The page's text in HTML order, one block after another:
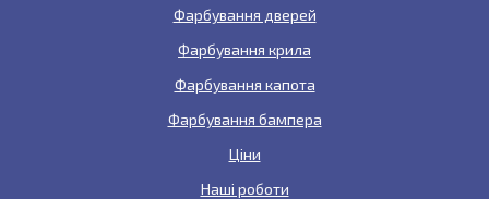
Фарбування дверей
Фарбування крила
Фарбування капота
Фарбування бампера
Ціни
Наші роботи